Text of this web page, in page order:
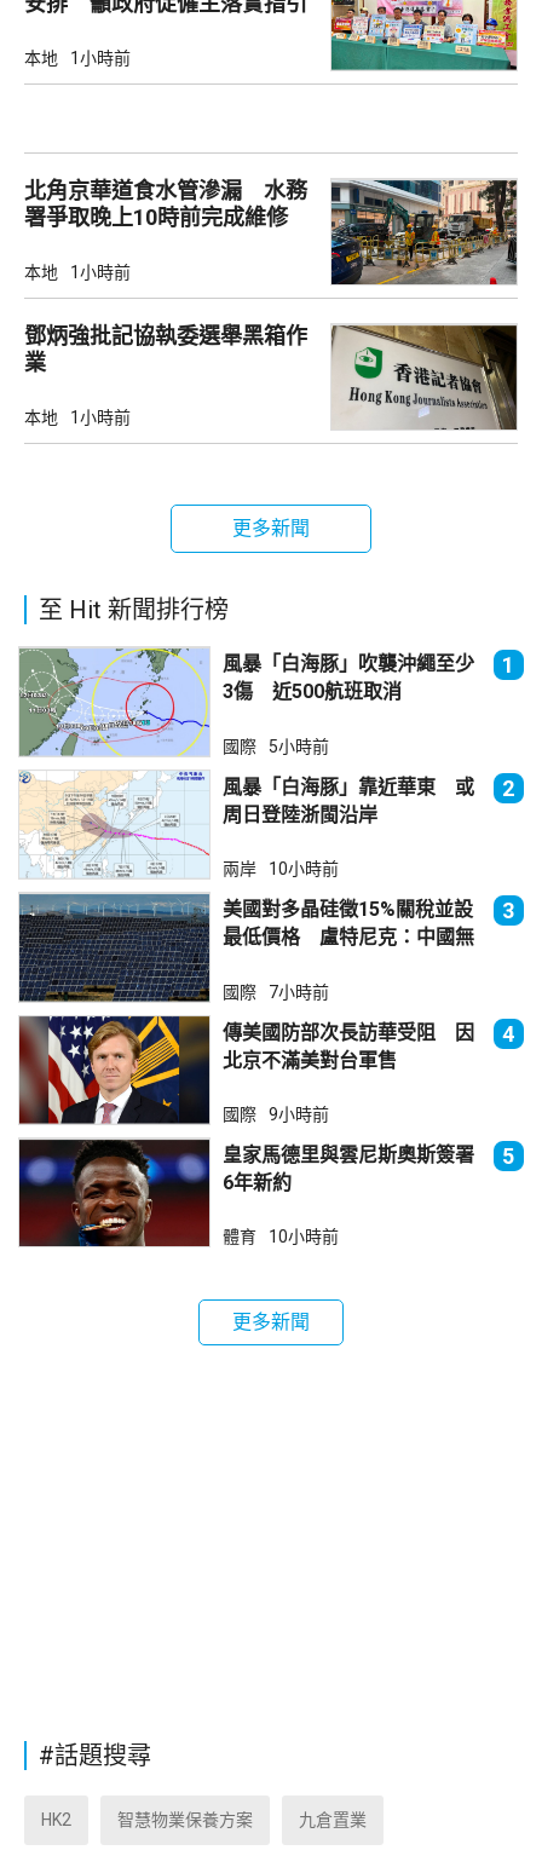
本地 1小時前
北角京華道食水管滲漏 水務
署爭取晚上10時前完成維修
本地 1小時前
鄧炳強批記協執委選舉黑箱作
業
本地 1小時前
更多新聞
至 Hit 新聞排行榜
風暴「白海豚」吹襲沖繩至少
3傷 近500航班取消
1
國際 5小時前
風暴「白海豚」靠近華東 或
周日登陸浙閩沿岸
2
兩岸 10小時前
美國對多晶硅徵15%關稅並設
最低價格 盧特尼克：中國無
3
國際 7小時前
傳美國防部次長訪華受阻 因
北京不滿美對台軍售
4
國際 9小時前
皇家馬德里與雲尼斯奧斯簽署
6年新約
5
體育 10小時前
更多新聞
#話題搜尋
HK2 智慧物業保養方案 九倉置業